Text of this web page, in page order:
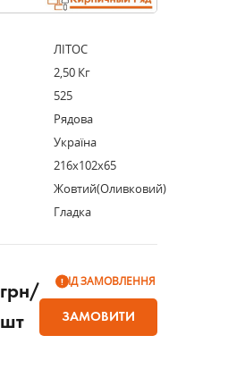
ЛIТОС
2,50 Кг
525
Рядова
Україна
216х102х65
Жовтий(оливковий)
Гладка
грн/
шт
ПІД ЗАМОВЛЕННЯ
ЗАМОВИТИ